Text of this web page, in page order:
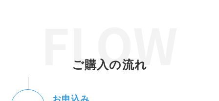
ご購入の流れ
お申込み